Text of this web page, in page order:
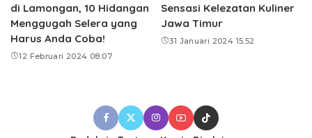
di Lamongan, 10 Hidangan
Menggugah Selera yang
Harus Anda Coba!
12 Februari 2024 08:07
Sensasi Kelezatan Kuliner
Jawa Timur
31 Januari 2024 15:52